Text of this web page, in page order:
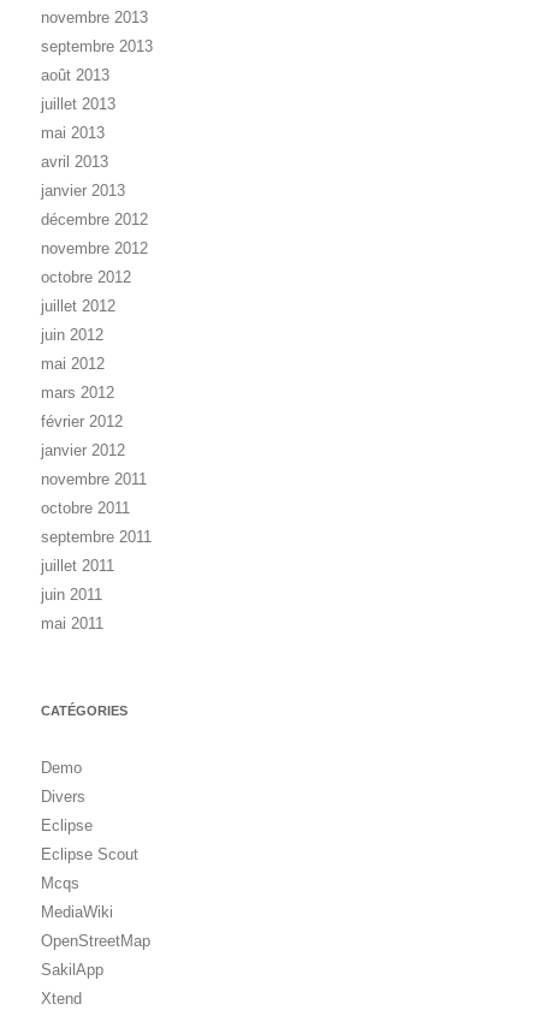
novembre 2013
septembre 2013
août 2013
juillet 2013
mai 2013
avril 2013
janvier 2013
décembre 2012
novembre 2012
octobre 2012
juillet 2012
juin 2012
mai 2012
mars 2012
février 2012
janvier 2012
novembre 2011
octobre 2011
septembre 2011
juillet 2011
juin 2011
mai 2011
CATÉGORIES
Demo
Divers
Eclipse
Eclipse Scout
Mcqs
MediaWiki
OpenStreetMap
SakilApp
Xtend